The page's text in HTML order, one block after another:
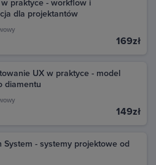
praktyce - workflow i
dla projektantów
169zł
UX w praktyce - model
diamentu
149zł
System - systemy projektowe od